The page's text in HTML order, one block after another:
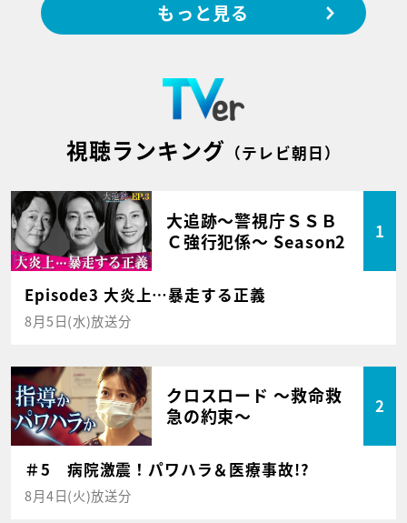
もっと見る
視聴ランキング （テレビ朝日）
大追跡～警視庁ＳＳＢ
Ｃ強行犯係～ Season2
1
Episode3 大炎上…暴走する正義
8月5日(水)放送分
クロスロード ～救命救
急の約束～
2
＃5 病院激震！パワハラ＆医療事故!?
8月4日(火)放送分